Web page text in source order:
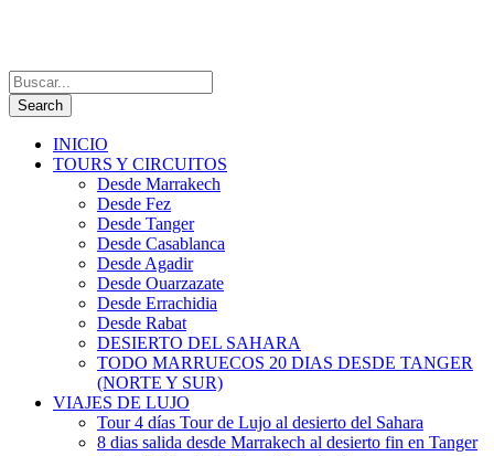
INICIO
TOURS Y CIRCUITOS
Desde Marrakech
Desde Fez
Desde Tanger
Desde Casablanca
Desde Agadir
Desde Ouarzazate
Desde Errachidia
Desde Rabat
DESIERTO DEL SAHARA
TODO MARRUECOS 20 DIAS DESDE TANGER
(NORTE Y SUR)
VIAJES DE LUJO
Tour 4 días Tour de Lujo al desierto del Sahara
8 dias salida desde Marrakech al desierto fin en Tanger